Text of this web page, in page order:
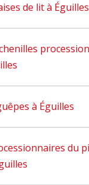
de lit à Éguilles
à Éguilles
du